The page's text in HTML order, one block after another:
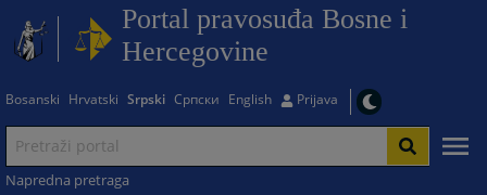
Portal pravosuđa Bosne i
Hercegovine
Bosanski Hrvatski Srpski Српски English Prijava
Napredna pretraga